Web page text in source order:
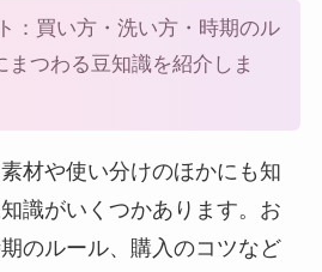
：買い方・洗い方・時期のル
まつわる豆知識を紹介しま
材や使い分けのほかにも知
識がいくつかあります。お
のルール、購入のコツなど